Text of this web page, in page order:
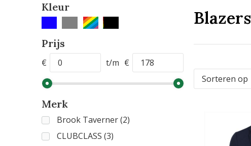
Kleur
Prijs
€ t/m €
Merk
Brook Taverner (2)
CLUBCLASS (3)
Blazers